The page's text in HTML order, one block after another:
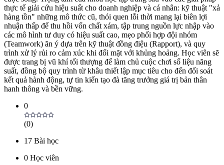
thực tế giải cứu hiệu suất cho doanh nghiệp và cá nhân: kỹ thuật "xả
hàng tồn" những mô thức cũ, thói quen lỗi thời mang lại biên lợi
nhuận thấp để thu hồi vốn chất xám, tập trung nguồn lực nhập vào
các mô hình tư duy có hiệu suất cao, mẹo phối hợp đội nhóm
(Teamwork) ăn ý dựa trên kỹ thuật đồng điệu (Rapport), và quy
trình xử lý rủi ro cảm xúc khi đối mặt với khủng hoảng. Học viên sẽ
được trang bị vũ khí tối thượng để làm chủ cuộc chơi số liệu năng
suất, đồng bộ quy trình từ khâu thiết lập mục tiêu cho đến đối soát
kết quả hành động, tự tin kiến tạo đà tăng trưởng giá trị bản thân
hanh thông và bền vững.
0
(0)
17 Bài học
0 Học viên